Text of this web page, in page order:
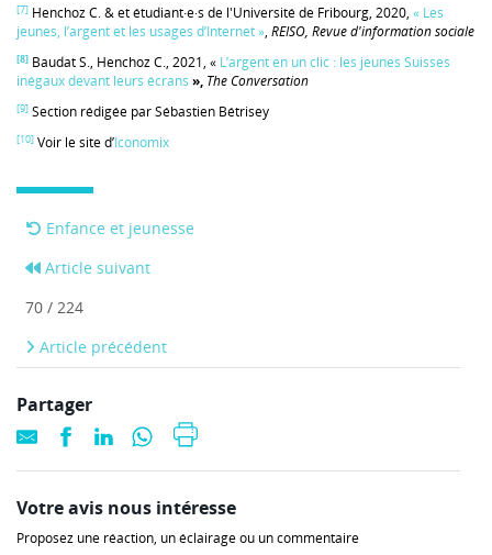
[7] Henchoz C. & et étudiant·e·s de l'Université de Fribourg, 2020, « Les
jeunes, l’argent et les usages d’Internet », REISO, Revue d'information sociale
[8] Baudat S., Henchoz C., 2021, « L’argent en un clic : les jeunes Suisses
inégaux devant leurs écrans », The Conversation
[9] Section rédigée par Sébastien Bétrisey
[10] Voir le site d’Iconomix
Enfance et jeunesse
Article suivant
70 / 224
Article précédent
Partager
Votre avis nous intéresse
Proposez une réaction, un éclairage ou un commentaire